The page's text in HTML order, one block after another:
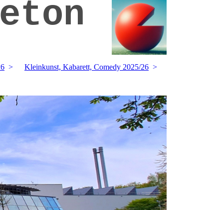
Kleinkunst, Kabarett, Comedy 2025/26